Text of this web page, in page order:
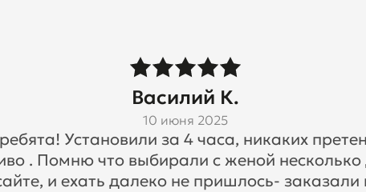
Василий К.
10 июня 2025
Установили за 4 часа, никаких
. Помню что выбирали с женой
и ехать далеко не пришлось- заказали